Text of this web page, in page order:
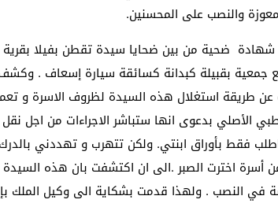
والنصب على المحسنين.
ضحية من بين ضحايا سيدة تقطن بفيلا بقرية
مع جمعية بقبيلة كبدانة كسائقة سيارة إسعاف .
طريقة استغلال هذه السيدة لظروف الاسرة و
الأصلي بدعوى انها ستباشر الاجراءات من اجل نقل
فقط بأوراق ابنتي. ولكن تتهرب و تهددني
اخترت الصبر .الى ان اكتشفت بان هذه السيدة
في النصب . ولهذا قدمت بشكاية الى وكيل الملك